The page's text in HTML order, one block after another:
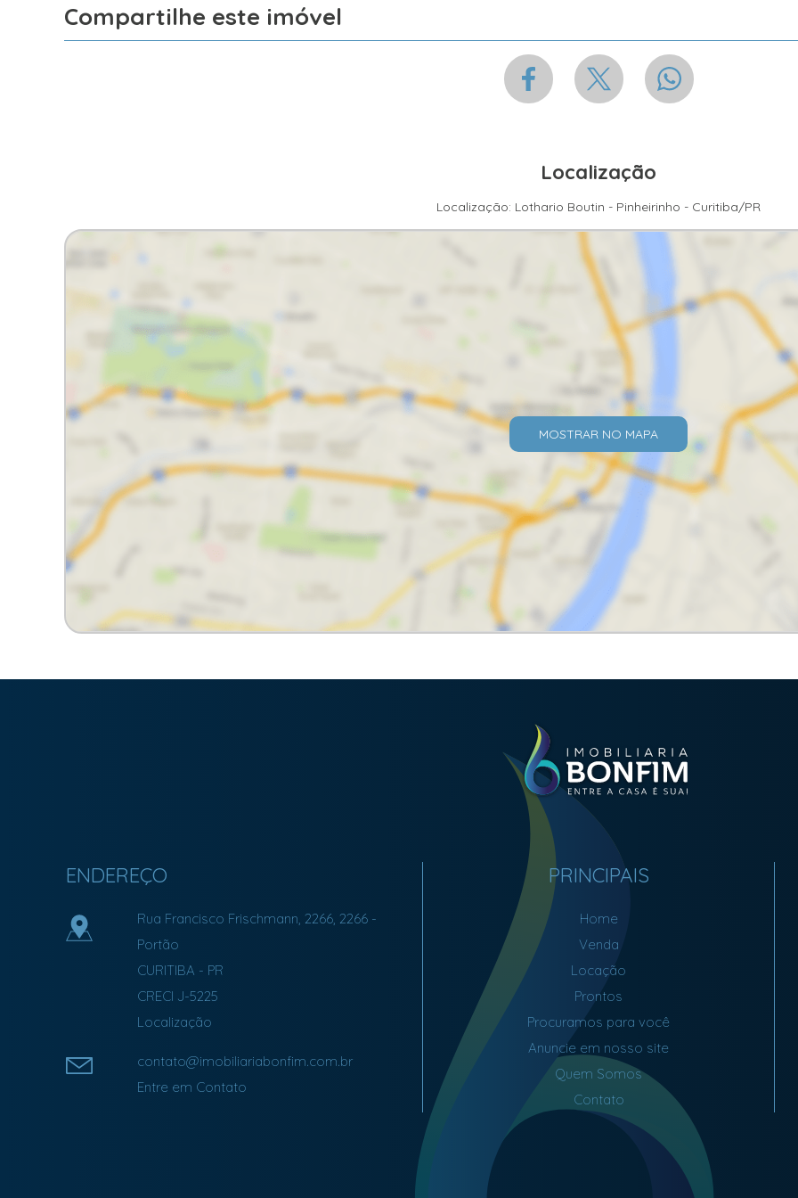
Compartilhe este imóvel
Localização
Localização: Lothario Boutin - Pinheirinho - Curitiba/PR
MOSTRAR NO MAPA
ENDEREÇO
Rua Francisco Frischmann, 2266, 2266 -
Portão
CURITIBA - PR
CRECI J-5225
Localização
contato@imobiliariabonfim.com.br
Entre em Contato
PRINCIPAIS
Home
Venda
Locação
Prontos
Procuramos para você
Anuncie em nosso site
Quem Somos
Contato